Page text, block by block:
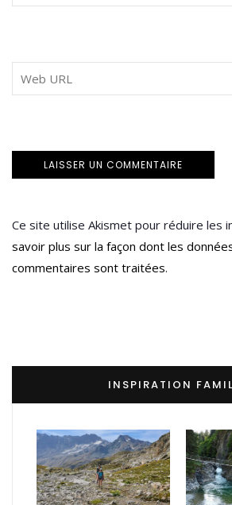
Ce site utilise Akismet pour réduire les
savoir plus sur la façon dont les
commentaires sont traitées.
INSPIRATION